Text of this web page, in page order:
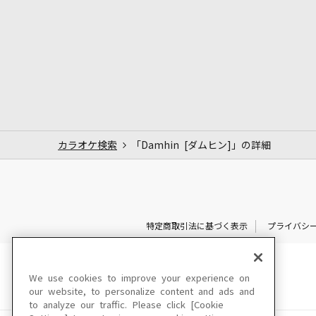
カラオケ検索 「Damhin [ダムヒン]」の詳細
特定商取引法に基づく表示 プライバシ
We use cookies to improve your experience on
our website, to personalize content and ads and
to analyze our traffic. Please click [Cookie